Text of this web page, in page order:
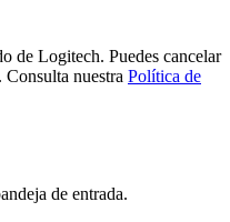
de Logitech. Puedes cancelar
nuestra Política de
de entrada.